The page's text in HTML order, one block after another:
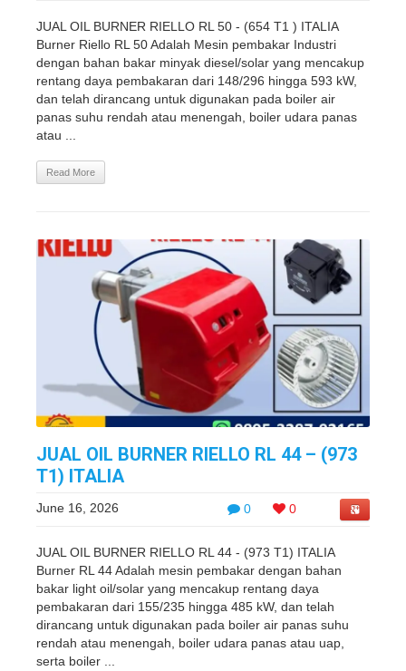
JUAL OIL BURNER RIELLO RL 50 - (654 T1 ) ITALIA
Burner Riello RL 50 Adalah Mesin pembakar Industri
dengan bahan bakar minyak diesel/solar yang mencakup
rentang daya pembakaran dari 148/296 hingga 593 kW,
dan telah dirancang untuk digunakan pada boiler air
panas suhu rendah atau menengah, boiler udara panas
atau ...
Read More
JUAL OIL BURNER RIELLO RL 44 – (973
T1) ITALIA
0 0
June 16, 2026
JUAL OIL BURNER RIELLO RL 44 - (973 T1) ITALIA
Burner RL 44 Adalah mesin pembakar dengan bahan
bakar light oil/solar yang mencakup rentang daya
pembakaran dari 155/235 hingga 485 kW, dan telah
dirancang untuk digunakan pada boiler air panas suhu
rendah atau menengah, boiler udara panas atau uap,
serta boiler ...